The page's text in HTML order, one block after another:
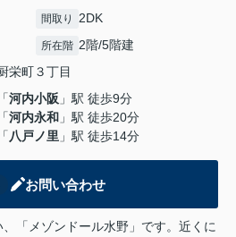
間取り 2DK
所在階 2階/5階建
栄町３丁目
「河内小阪 」駅 徒歩9分
「河内永和 」駅 徒歩20分
「八戸ノ里 」駅 徒歩14分
お問い合わせ
「メゾンドール水野」です。近くに